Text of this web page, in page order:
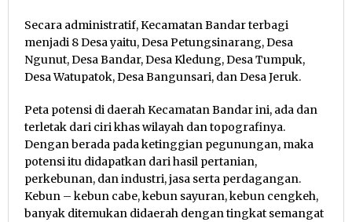
Secara administratif, Kecamatan Bandar terbagi
menjadi 8 Desa yaitu, Desa Petungsinarang, Desa
Ngunut, Desa Bandar, Desa Kledung, Desa Tumpuk,
Desa Watupatok, Desa Bangunsari, dan Desa Jeruk.
Peta potensi di daerah Kecamatan Bandar ini, ada dan
terletak dari ciri khas wilayah dan topografinya.
Dengan berada pada ketinggian pegunungan, maka
potensi itu didapatkan dari hasil pertanian,
perkebunan, dan industri, jasa serta perdagangan.
Kebun – kebun cabe, kebun sayuran, kebun cengkeh,
banyak ditemukan didaerah dengan tingkat semangat